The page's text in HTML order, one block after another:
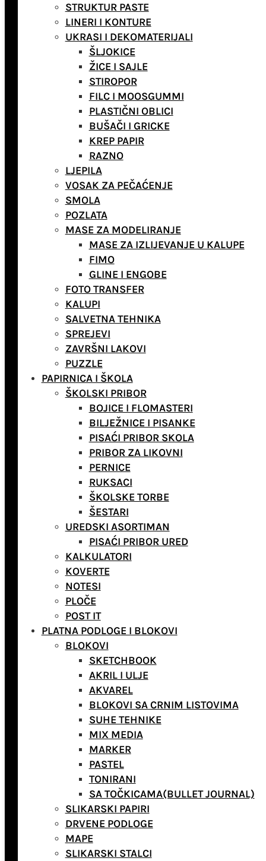
STRUKTUR PASTE
LINERI I KONTURE
UKRASI I DEKOMATERIJALI
ŠLJOKICE
ŽICE I SAJLE
STIROPOR
FILC I MOOSGUMMI
PLASTIČNI OBLICI
BUŠAČI I GRICKE
KREP PAPIR
RAZNO
LJEPILA
VOSAK ZA PEČAĆENJE
SMOLA
POZLATA
MASE ZA MODELIRANJE
MASE ZA IZLIJEVANJE U KALUPE
FIMO
GLINE I ENGOBE
FOTO TRANSFER
KALUPI
SALVETNA TEHNIKA
SPREJEVI
ZAVRŠNI LAKOVI
PUZZLE
PAPIRNICA I ŠKOLA
ŠKOLSKI PRIBOR
BOJICE I FLOMASTERI
BILJEŽNICE I PISANKE
PISAĆI PRIBOR SKOLA
PRIBOR ZA LIKOVNI
PERNICE
RUKSACI
ŠKOLSKE TORBE
ŠESTARI
UREDSKI ASORTIMAN
PISAĆI PRIBOR URED
KALKULATORI
KOVERTE
NOTESI
PLOČE
POST IT
PLATNA PODLOGE I BLOKOVI
BLOKOVI
SKETCHBOOK
AKRIL I ULJE
AKVAREL
BLOKOVI SA CRNIM LISTOVIMA
SUHE TEHNIKE
MIX MEDIA
MARKER
PASTEL
TONIRANI
SA TOČKICAMA(BULLET JOURNAL)
SLIKARSKI PAPIRI
DRVENE PODLOGE
MAPE
SLIKARSKI STALCI